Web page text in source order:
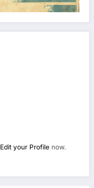
Edit your Profile now.